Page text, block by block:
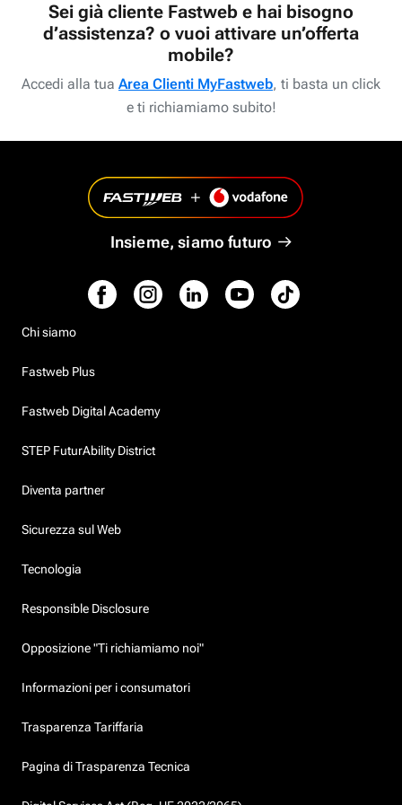
Sei già cliente Fastweb e hai bisogno
d’assistenza? o vuoi attivare un’offerta
mobile?
Accedi alla tua Area Clienti MyFastweb, ti basta un click
e ti richiamiamo subito!
Insieme, siamo futuro
Chi siamo
Fastweb Plus
Fastweb Digital Academy
STEP FuturAbility District
Diventa partner
Sicurezza sul Web
Tecnologia
Responsible Disclosure
Opposizione "Ti richiamiamo noi"
Informazioni per i consumatori
Trasparenza Tariffaria
Pagina di Trasparenza Tecnica